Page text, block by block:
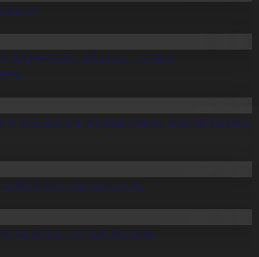
шолу
Құрылтай сайлауы – саяси
насихат жұмыстарын жалғастырып
дайындық пысықталды
да аптап ыстық болады